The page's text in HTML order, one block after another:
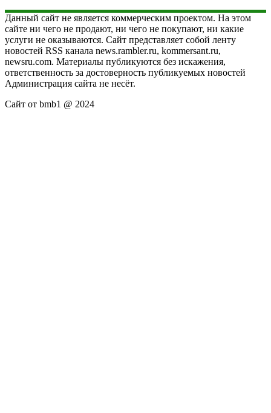
Данный сайт не является коммерческим проектом. На этом
сайте ни чего не продают, ни чего не покупают, ни какие
услуги не оказываются. Сайт представляет собой ленту
новостей RSS канала news.rambler.ru, kommersant.ru,
newsru.com. Материалы публикуются без искажения,
ответственность за достоверность публикуемых новостей
Администрация сайта не несёт.
Сайт от bmb1 @ 2024